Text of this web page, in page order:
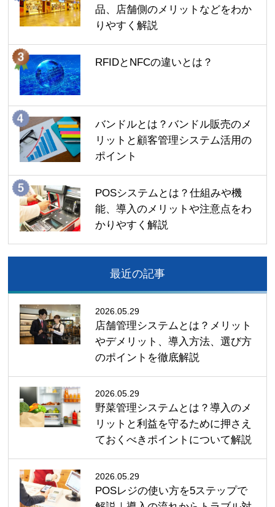
品、店舗側のメリットなどをわか
りやすく解説
RFIDとNFCの違いとは？
バンドルとは？バンドル販売のメ
リットと顧客管理システム活用の
ポイント
POSシステムとは？仕組みや機
能、導入のメリットや注意点をわ
かりやすく解説
最近の記事
2026.05.29
店舗管理システムとは？メリット
やデメリット、導入方法、選び方
のポイントを徹底解説
2026.05.29
野菜管理システムとは？導入のメ
リットと利益を守るために押さえ
ておくべきポイントについて解説
2026.05.29
POSレジの使い方を5ステップで